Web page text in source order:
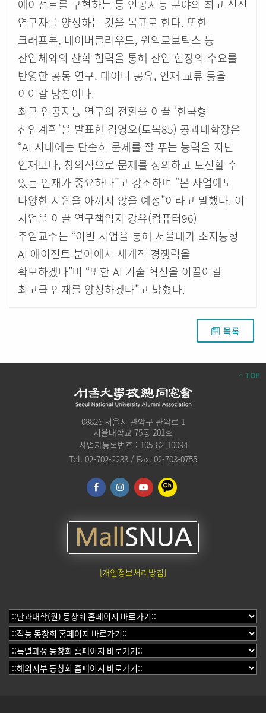
에이전트를 구현하는 등 인공지능 분야의 최고 신진
연구자를 양성하는 것을 목표로 한다. 또한
크래프톤, 네이버클라우드, 원익로보틱스 등
산업체와의 산학 협력을 통해 산업 현장의 수요를
반영한 공동 연구, 데이터 공유, 인재 교류 등을
이어갈 방침이다.
최근 인공지능 연구의 전환을 이끌 ‘한국형
천인계획’을 발표한 김영오(토목85) 공과대학장은
“AI 시대에는 단순히 문제를 잘 푸는 능력을 지닌
인재보다, 창의적으로 문제를 정의하고 도전할 수
있는 인재가 중요하다”고 강조하며 “본 사업에도
다양한 지원을 아끼지 않을 예정”이라고 말했다. 이
사업을 이끌 연구책임자 강유(컴퓨터96)
주임교수는 “이번 사업을 통해 서울대가 초지능형
AI 에이전트 분야에서 세계적 경쟁력을
확보하겠다”며 “또한 AI 기술 혁신을 이끌어갈
최고급 인재를 양성하겠다”고 밝혔다.
목록
TOP
08826 서울시 관악구 관악로 1
서울대학교 75동 201호
사업자등록번호 : 105-82-10094
Tel. 02-702-2233 / Fax. 02-703-0755
[개인정보처리방침]